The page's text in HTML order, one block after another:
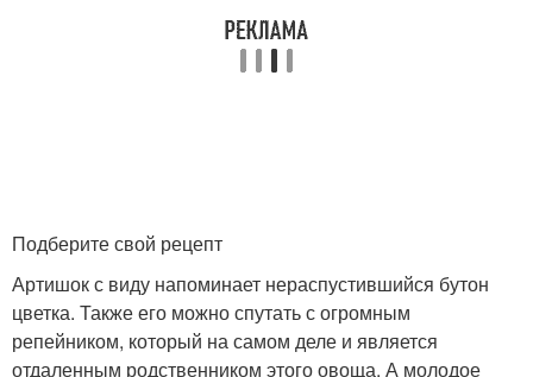
Подберите свой рецепт
Артишок с виду напоминает нераспустившийся бутон
цветка. Также его можно спутать с огромным
репейником, который на самом деле и является
отдаленным родственником этого овоща. А молодое